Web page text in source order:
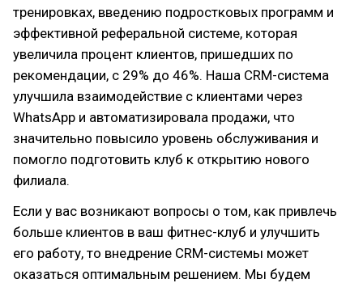
тренировках, введению подростковых программ и
эффективной реферальной системе, которая
увеличила процент клиентов, пришедших по
рекомендации, с 29% до 46%. Наша CRM-система
улучшила взаимодействие с клиентами через
WhatsApp и автоматизировала продажи, что
значительно повысило уровень обслуживания и
помогло подготовить клуб к открытию нового
филиала.
Если у вас возникают вопросы о том, как привлечь
больше клиентов в ваш фитнес-клуб и улучшить
его работу, то внедрение CRM-системы может
оказаться оптимальным решением. Мы будем